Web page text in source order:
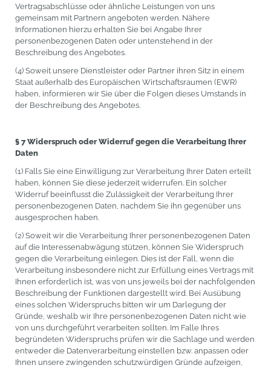
Vertragsabschlüsse oder ähnliche Leistungen von uns
gemeinsam mit Partnern angeboten werden. Nähere
Informationen hierzu erhalten Sie bei Angabe Ihrer
personenbezogenen Daten oder untenstehend in der
Beschreibung des Angebotes.
(4) Soweit unsere Dienstleister oder Partner ihren Sitz in einem
Staat außerhalb des Europäischen Wirtschaftsraumen (EWR)
haben, informieren wir Sie über die Folgen dieses Umstands in
der Beschreibung des Angebotes.
§ 7 Widerspruch oder Widerruf gegen die Verarbeitung Ihrer
Daten
(1) Falls Sie eine Einwilligung zur Verarbeitung Ihrer Daten erteilt
haben, können Sie diese jederzeit widerrufen. Ein solcher
Widerruf beeinflusst die Zulässigkeit der Verarbeitung Ihrer
personenbezogenen Daten, nachdem Sie ihn gegenüber uns
ausgesprochen haben.
(2) Soweit wir die Verarbeitung Ihrer personenbezogenen Daten
auf die Interessenabwägung stützen, können Sie Widerspruch
gegen die Verarbeitung einlegen. Dies ist der Fall, wenn die
Verarbeitung insbesondere nicht zur Erfüllung eines Vertrags mit
Ihnen erforderlich ist, was von uns jeweils bei der nachfolgenden
Beschreibung der Funktionen dargestellt wird. Bei Ausübung
eines solchen Widerspruchs bitten wir um Darlegung der
Gründe, weshalb wir Ihre personenbezogenen Daten nicht wie
von uns durchgeführt verarbeiten sollten. Im Falle Ihres
begründeten Widerspruchs prüfen wir die Sachlage und werden
entweder die Datenverarbeitung einstellen bzw. anpassen oder
Ihnen unsere zwingenden schutzwürdigen Gründe aufzeigen,